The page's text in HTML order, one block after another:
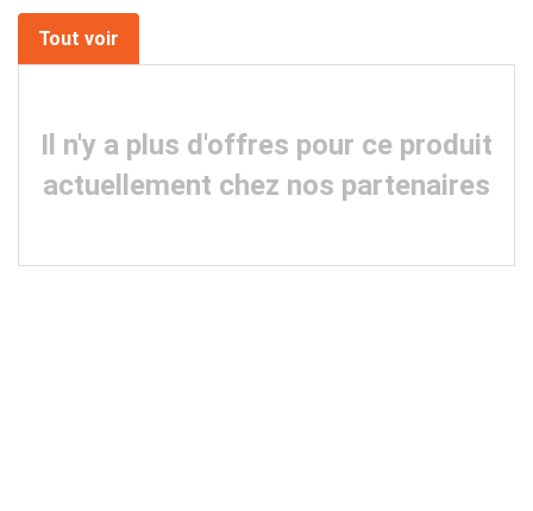
Tout voir
Il n'y a plus d'offres pour ce produit
actuellement chez nos partenaires